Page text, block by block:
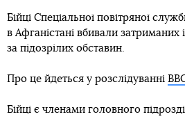
Бійці Спеціальної повітряної
в Афганістані вбивали затриманих
за підозрілих обставин.
Про це йдеться у розслідуванні
Бійці є членами головного